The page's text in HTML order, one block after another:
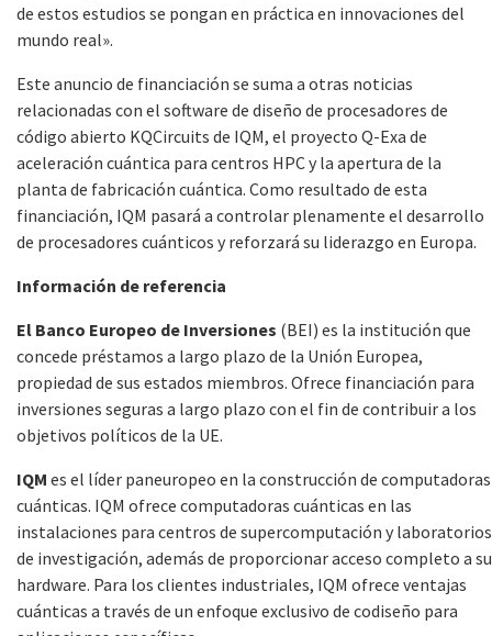
de estos estudios se pongan en práctica en innovaciones del
mundo real».
Este anuncio de financiación se suma a otras noticias
relacionadas con el software de diseño de procesadores de
código abierto KQCircuits de IQM, el proyecto Q-Exa de
aceleración cuántica para centros HPC y la apertura de la
planta de fabricación cuántica. Como resultado de esta
financiación, IQM pasará a controlar plenamente el desarrollo
de procesadores cuánticos y reforzará su liderazgo en Europa.
Información de referencia
El Banco Europeo de Inversiones (BEI) es la institución que
concede préstamos a largo plazo de la Unión Europea,
propiedad de sus estados miembros. Ofrece financiación para
inversiones seguras a largo plazo con el fin de contribuir a los
objetivos políticos de la UE.
IQM es el líder paneuropeo en la construcción de computadoras
cuánticas. IQM ofrece computadoras cuánticas en las
instalaciones para centros de supercomputación y laboratorios
de investigación, además de proporcionar acceso completo a su
hardware. Para los clientes industriales, IQM ofrece ventajas
cuánticas a través de un enfoque exclusivo de codiseño para